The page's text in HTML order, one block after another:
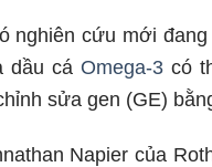
nghiên cứu mới
dầu cá Omega-3 có
sửa gen (GE)
Napier của